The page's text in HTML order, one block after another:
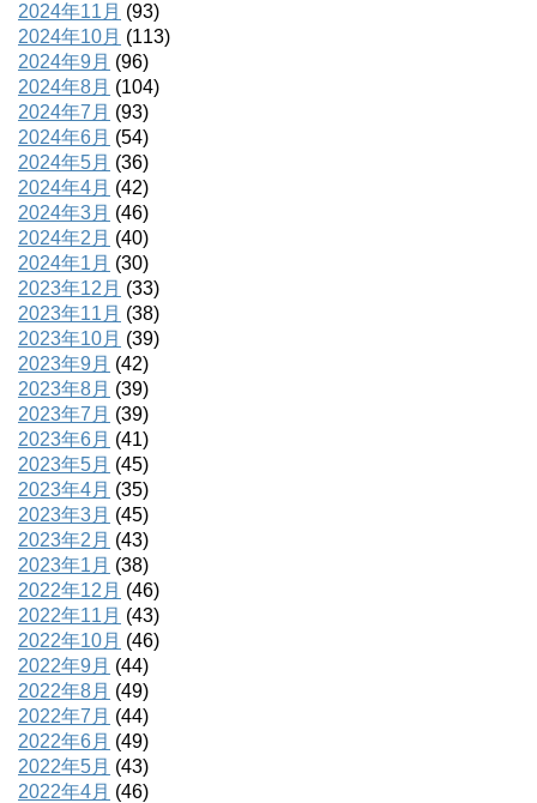
2024年11月 (93)
2024年10月 (113)
2024年9月 (96)
2024年8月 (104)
2024年7月 (93)
2024年6月 (54)
2024年5月 (36)
2024年4月 (42)
2024年3月 (46)
2024年2月 (40)
2024年1月 (30)
2023年12月 (33)
2023年11月 (38)
2023年10月 (39)
2023年9月 (42)
2023年8月 (39)
2023年7月 (39)
2023年6月 (41)
2023年5月 (45)
2023年4月 (35)
2023年3月 (45)
2023年2月 (43)
2023年1月 (38)
2022年12月 (46)
2022年11月 (43)
2022年10月 (46)
2022年9月 (44)
2022年8月 (49)
2022年7月 (44)
2022年6月 (49)
2022年5月 (43)
2022年4月 (46)